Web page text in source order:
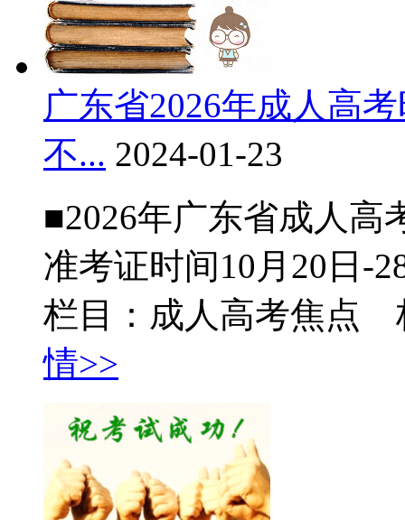
广东省2026年成人高
不... 2024-01-23
■2026年广东省成人高
准考证时间10月20日-
栏目：成人高考焦点
情>>